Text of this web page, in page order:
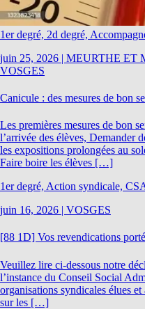
1er degré, 2d degré,
juin 25, 2026 | MEURTHE ET
VOSGES
Canicule : des mesures de bon
Les premières mesures de bon
l’arrivée des élèves, Demander
les expositions prolongées au
Faire boire les élèves […]
1er degré, Action syndicale,
juin 16, 2026 | VOSGES
[88 1D] Vos revendications
Veuillez lire ci-dessous notre
l’instance du Conseil Social
organisations syndicales élues
sur les […]